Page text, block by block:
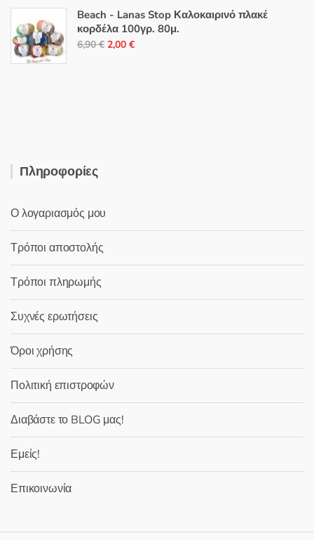
was:
3,90 €.
τιμή
είναι:
Beach - Lanas Stop Καλοκαιρινό πλακέ
κορδέλα 100γρ. 80μ.
6,90€ Original
2,00 €Η
Πληροφορίες
Ο λογαριασμός μου
Τρόποι αποστολής
Τρόποι πληρωμής
Συχνές ερωτήσεις
Όροι χρήσης
Πολιτική επιστροφών
Διαβάστε το BLOG μας!
Εμείς!
Επικοινωνία